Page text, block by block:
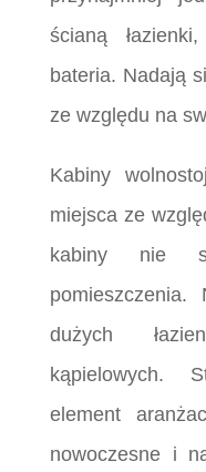
ścianą
bateria. Nadają
ze względu na
Kabiny
miejsca ze
kabiny nie
dużych
kąpielowych.
element
nowoczesne i